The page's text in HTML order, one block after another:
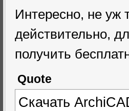
Интересно, не уж
действительно,
получить
Quote
Скачать